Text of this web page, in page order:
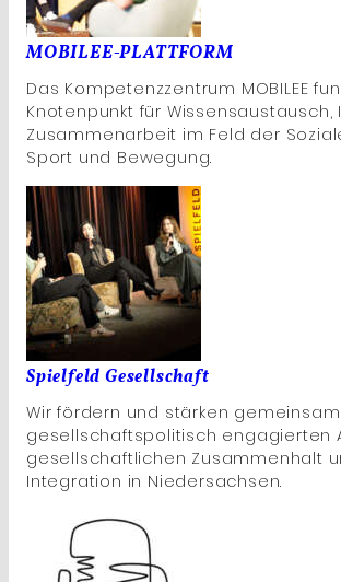
MOBILEE-PLATTFORM
Das Kompetenzzentrum MOBILEE
Knotenpunkt für
Zusammenarbeit im Feld der
Sport und Bewegung.
Spielfeld Gesellschaft
Wir fördern und stärken
gesellschaftspolitisch engagierten
gesellschaftlichen Zusammenhalt
Integration in Niedersachsen.